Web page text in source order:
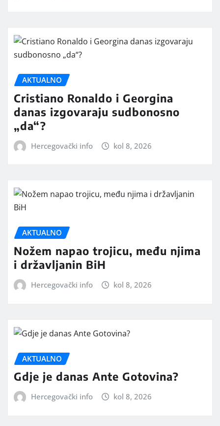
AKTUALNO
Cristiano Ronaldo i Georgina
danas izgovaraju sudbonosno
„da“?
Hercegovački info kol 8, 2026
AKTUALNO
Nožem napao trojicu, među njima
i državljanin BiH
Hercegovački info kol 8, 2026
AKTUALNO
Gdje je danas Ante Gotovina?
Hercegovački info kol 8, 2026